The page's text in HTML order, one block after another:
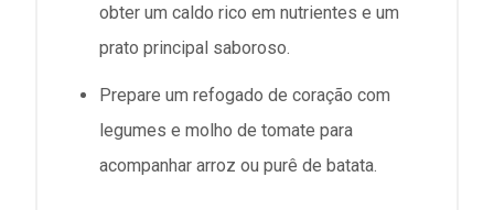
obter um caldo rico em nutrientes e um
prato principal saboroso.
Prepare um refogado de coração com
legumes e molho de tomate para
acompanhar arroz ou purê de batata.